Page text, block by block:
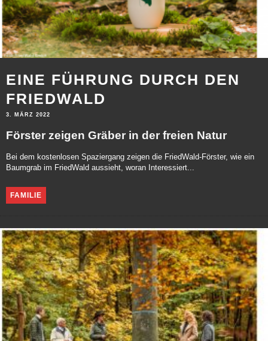
EINE FÜHRUNG DURCH DEN
FRIEDWALD
3. MÄRZ 2022
Förster zeigen Gräber in der freien Natur
Bei dem kostenlosen Spaziergang zeigen die FriedWald-Förster, wie ein
Baumgrab im FriedWald aussieht, woran Interessiert...
FAMILIE